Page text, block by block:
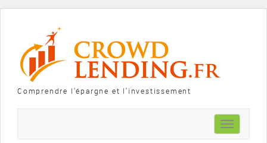
Comprendre l'épargne et l'investissement
Toggle
navigation